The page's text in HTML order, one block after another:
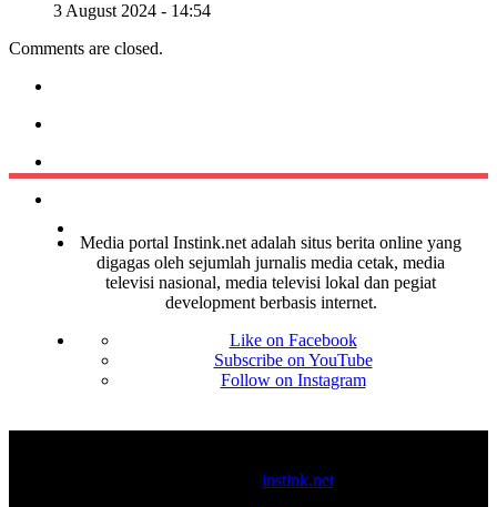
3 August 2024 - 14:54
Comments are closed.
Media portal Instink.net adalah situs berita online yang
digagas oleh sejumlah jurnalis media cetak, media
televisi nasional, media televisi lokal dan pegiat
development berbasis internet.
Like on Facebook
Subscribe on YouTube
Follow on Instagram
instink.net